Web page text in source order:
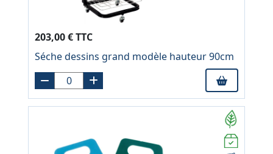
203,00 € TTC
Séche dessins grand modèle hauteur 90cm